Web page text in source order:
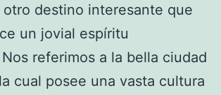
otro destino interesante que
un jovial espíritu
referimos a la bella ciudad
cual posee una vasta cultura